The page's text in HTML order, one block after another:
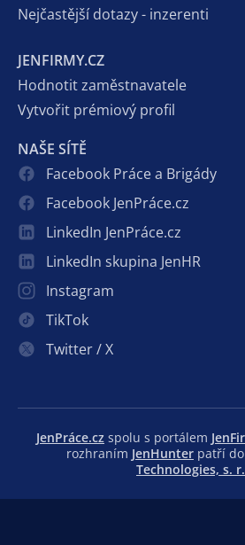
Nejčastější dotazy - inzerenti
JENFIRMY.CZ
Hodnotit zaměstnavatele
Vytvořit prémiový profil
NAŠE SÍTĚ
Facebook Práce a Brigády
Facebook JenPráce.cz
LinkedIn JenPráce.cz
LinkedIn skupina JenHR
Instagram
TikTok
Twitter / X
JenPráce.cz spolu s portálem
rozhraním JenHunter patří
Technologies, s.